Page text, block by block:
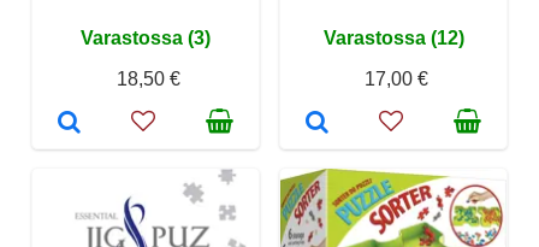
Varastossa (3)
18,50 €
Varastossa (12)
17,00 €